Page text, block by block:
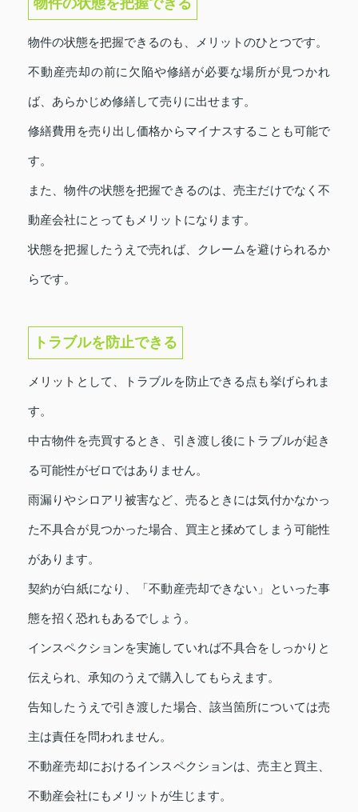
物件の状態を把握できるのも、メリットのひとつです。
不動産売却の前に欠陥や修繕が必要な場所が見つかれ
ば、あらかじめ修繕して売りに出せます。
修繕費用を売り出し価格からマイナスすることも可能で
す。
また、物件の状態を把握できるのは、売主だけでなく不
動産会社にとってもメリットになります。
状態を把握したうえで売れば、クレームを避けられるか
らです。
トラブルを防止できる
メリットとして、トラブルを防止できる点も挙げられま
す。
中古物件を売買するとき、引き渡し後にトラブルが起き
る可能性がゼロではありません。
雨漏りやシロアリ被害など、売るときには気付かなかっ
た不具合が見つかった場合、買主と揉めてしまう可能性
があります。
契約が白紙になり、「不動産売却できない」といった事
態を招く恐れもあるでしょう。
インスペクションを実施していれば不具合をしっかりと
伝えられ、承知のうえで購入してもらえます。
告知したうえで引き渡した場合、該当箇所については売
主は責任を問われません。
不動産売却におけるインスペクションは、売主と買主、
不動産会社にもメリットが生じます。